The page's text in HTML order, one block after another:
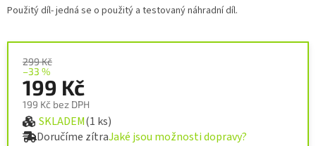
299 Kč
–33 %
199 Kč
199 Kč bez DPH
Měrná cena:
SKLADEM(1 ks)
Doručíme zítraJaké jsou možnosti dopravy?
Použitý díl- jedná se o použitý a testovaný náhradní díl.